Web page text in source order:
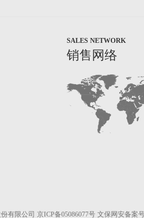
SALES NETWORK
销售网络
有限公司 京ICP备05086077号 文保网安备案